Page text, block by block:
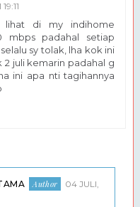
lihat di my indihome
mbps padahal setiap
sy tolak, lha kok ini
2 juli kemarin padahal g
ini apa nti tagihannya
04 JULI,